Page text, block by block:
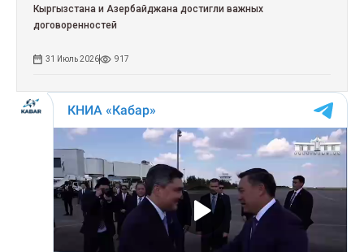
Кыргызстана и Азербайджана достигли важных
договоренностей
31 Июль 2026 917